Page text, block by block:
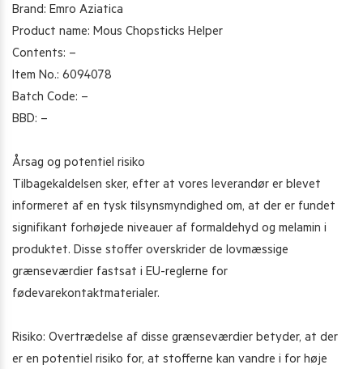
Brand: Emro Aziatica
Product name: Mous Chopsticks Helper
Contents: –
Item No.: 6094078
Batch Code: –
BBD: –
Årsag og potentiel risiko
Tilbagekaldelsen sker, efter at vores leverandør er blevet
informeret af en tysk tilsynsmyndighed om, at der er fundet
signifikant forhøjede niveauer af formaldehyd og melamin i
produktet. Disse stoffer overskrider de lovmæssige
grænseværdier fastsat i EU-reglerne for
fødevarekontaktmaterialer.
Risiko: Overtrædelse af disse grænseværdier betyder, at der
er en potentiel risiko for, at stofferne kan vandre i for høje